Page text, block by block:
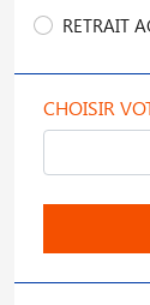
RETRAIT
CHOISIR